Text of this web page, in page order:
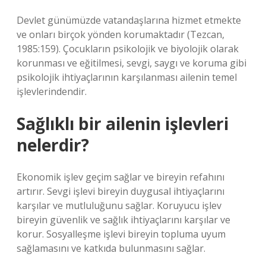
Devlet günümüzde vatandaşlarına hizmet etmekte
ve onları birçok yönden korumaktadır (Tezcan,
1985:159). Çocukların psikolojik ve biyolojik olarak
korunması ve eğitilmesi, sevgi, saygı ve koruma gibi
psikolojik ihtiyaçlarının karşılanması ailenin temel
işlevlerindendir.
Sağlıklı bir ailenin işlevleri
nelerdir?
Ekonomik işlev geçim sağlar ve bireyin refahını
artırır. Sevgi işlevi bireyin duygusal ihtiyaçlarını
karşılar ve mutluluğunu sağlar. Koruyucu işlev
bireyin güvenlik ve sağlık ihtiyaçlarını karşılar ve
korur. Sosyalleşme işlevi bireyin topluma uyum
sağlamasını ve katkıda bulunmasını sağlar.